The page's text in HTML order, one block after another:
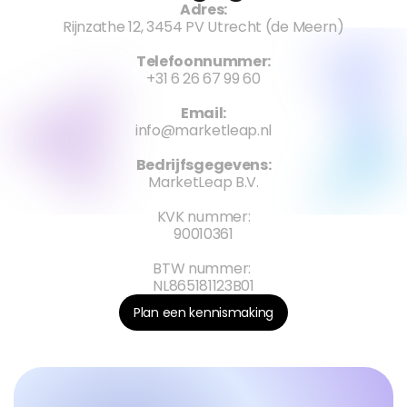
Adres:
Rijnzathe 12, 3454 PV Utrecht (de Meern)
Telefoonnummer:
+31 6 26 67 99 60
Email:
info@marketleap.nl
Bedrijfsgegevens:
MarketLeap B.V.
KVK nummer:
90010361
BTW nummer:
NL865181123B01
Plan een kennismaking